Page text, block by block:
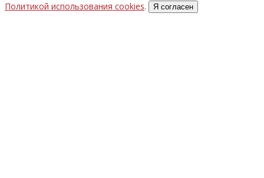
Политикой использования cookies. Я согласен